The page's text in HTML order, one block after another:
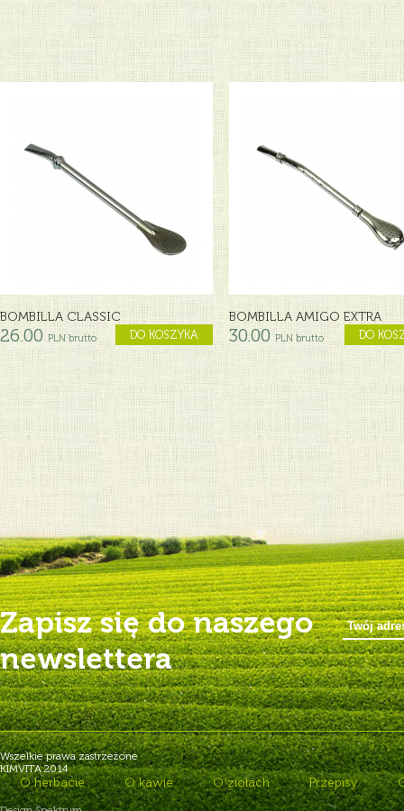
BOMBILLA CLASSIC
26.00 PLN brutto DO KOSZYKA
BOMBILLA AMIGO EXTRA
30.00 PLN brutto DO
Zapisz się do naszego
newslettera
Wszelkie prawa zastrzeżone
KIMVITA 2014
O herbacie O kawie O ziołach Przepisy